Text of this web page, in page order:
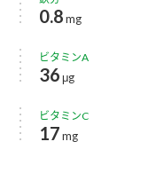
0.8mg
ビタミンA
36μg
ビタミンC
17mg